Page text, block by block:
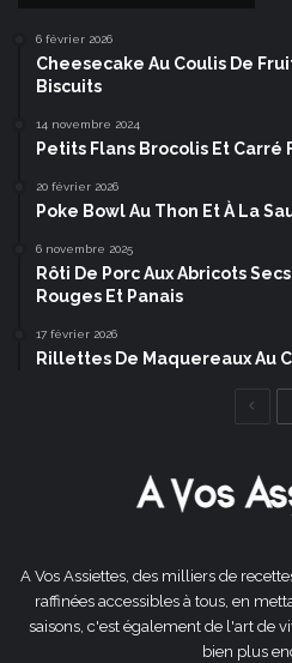
6 février 2026
Cheesecake Au Coulis De
Biscuits
14 novembre 2024
Petits Flans Brocolis Et Carré
20 février 2026
Poke Bowl Au Thon Et À La
6 novembre 2025
Rôti De Porc Aux Abricots
Rouges Et Panais
17 février 2026
Rillettes De Maquereaux Au
A Vos Assiettes, des milliers de
raffinées accessibles à tous, en
saisons, c'est également de l'art de
bien plus